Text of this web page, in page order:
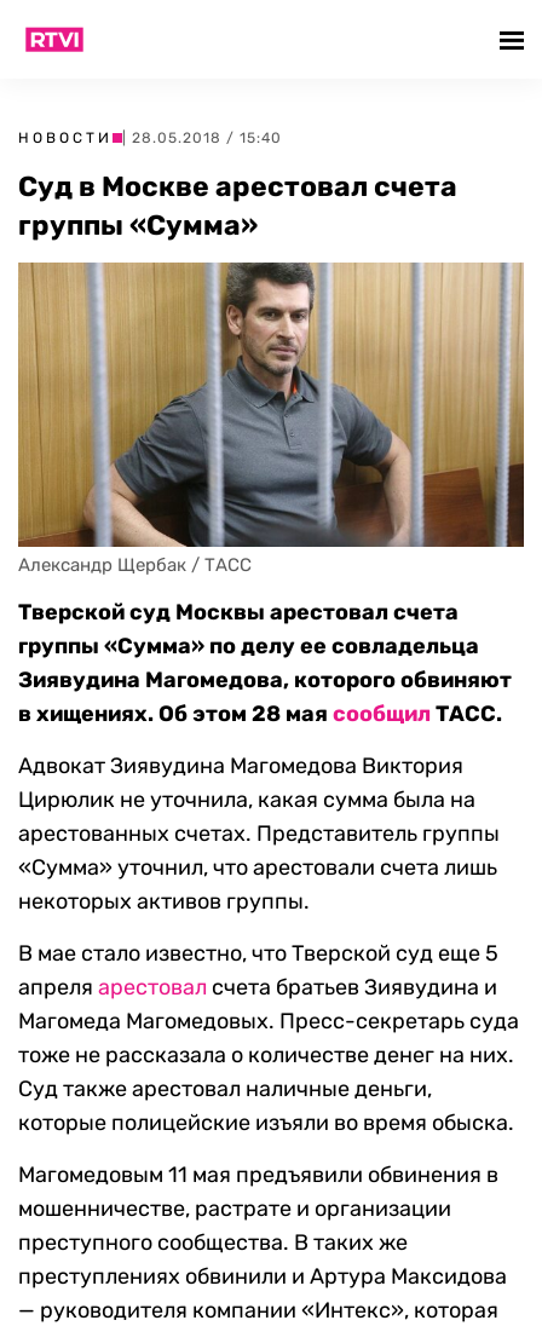
НОВОСТИ | 28.05.2018 / 15:40
Суд в Москве арестовал счета
группы «Сумма»
Александр Щербак / ТАСС
Тверской суд Москвы арестовал счета
группы «Сумма» по делу ее совладельца
Зиявудина Магомедова, которого обвиняют
в хищениях. Об этом 28 мая сообщилТАСС.
Адвокат Зиявудина Магомедова Виктория
Цирюлик не уточнила, какая сумма была на
арестованных счетах. Представитель группы
«Сумма» уточнил, что арестовали счета лишь
некоторых активов группы.
В мае стало известно, что Тверской суд еще 5
апреля арестовал счета братьев Зиявудина и
Магомеда Магомедовых. Пресс-секретарь суда
тоже не рассказала о количестве денег на них.
Суд также арестовал наличные деньги,
которые полицейские изъяли во время обыска.
Магомедовым 11 мая предъявили обвинения в
мошенничестве, растрате и организации
преступного сообщества. В таких же
преступлениях обвинили и Артура Максидова
— руководителя компании «Интекс», которая